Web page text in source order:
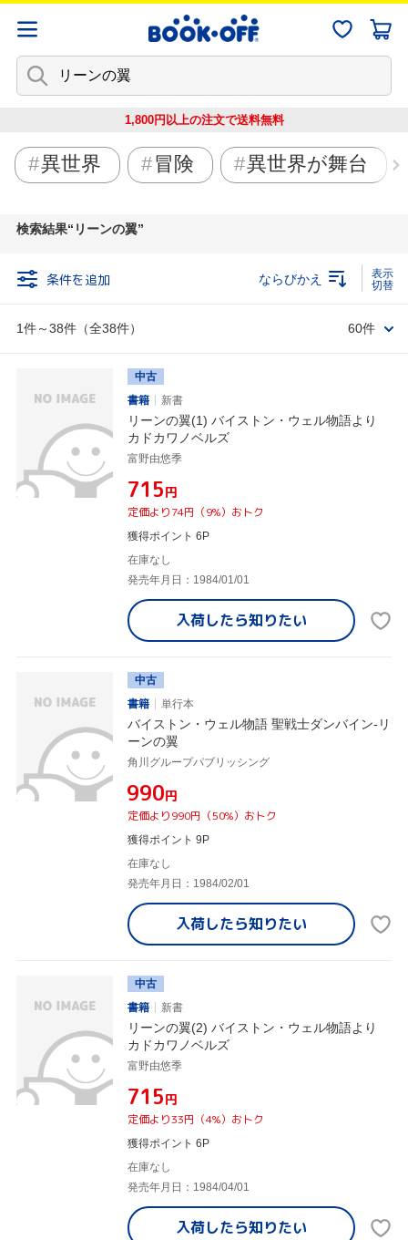
1,800円以上の注文で送料無料
異世界 冒険 異世界が舞台
検索結果 リーンの翼
条件を追加
1件～38件（全38件）
ならびかえ
60件
中古
書籍
新書
リーンの翼(1) バイストン・ウェル物語より
カドカワノベルズ
富野由悠季
¥715円
定価より74円（9%）おトク
獲得ポイント 6P
在庫なし
発売年月日：1984/01/01
入荷したら知りたい
中古
書籍
単行本
バイストン・ウェル物語 聖戦士ダンバイン-リ
ーンの翼
角川グループパブリッシング
¥990円
定価より990円（50%）おトク
獲得ポイント 9P
在庫なし
発売年月日：1984/02/01
入荷したら知りたい
中古
書籍
新書
リーンの翼(2) バイストン・ウェル物語より
カドカワノベルズ
富野由悠季
¥715円
定価より33円（4%）おトク
獲得ポイント 6P
在庫なし
発売年月日：1984/04/01
入荷したら知りたい